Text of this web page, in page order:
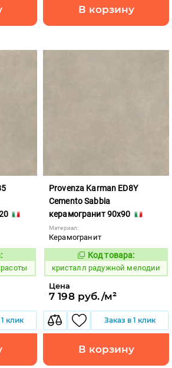
В корзину
клик
Provenza Karman ED8Y
Cemento Sabbia
керамогранит 90x90
Материал:
Керамогранит
822048
Код товара:
кристалл радужной мелодии
Цена
7 198 руб./м²
Заказ в 1 клик
В корзину